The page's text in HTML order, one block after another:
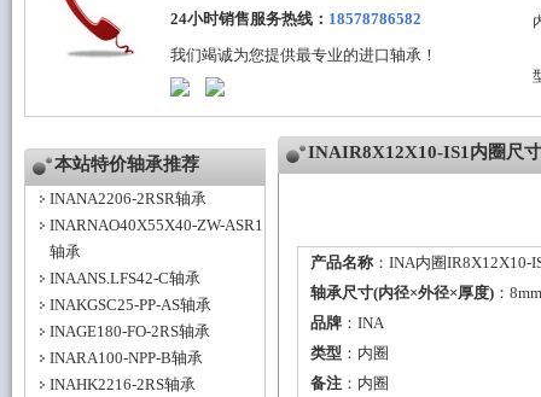
24小时销售服务热线： 18578786582
我们竭诚为您提供最专业的进口轴承！
本站特价轴承推荐
INANA2206-2RSR轴承
INARNAO40X55X40-ZW-ASR1
轴承
INAANS.LFS42-C轴承
INAKGSC25-PP-AS轴承
INAGE180-FO-2RS轴承
INARA100-NPP-B轴承
INAHK2216-2RS轴承
INAIR8X12X10-IS1内圈尺
产品名称 ：INA内圈IR8X12X10-
轴承尺寸(内径×外径×厚度) ：
品牌 ： INA
类型 ： 内圈
备注 ：内圈